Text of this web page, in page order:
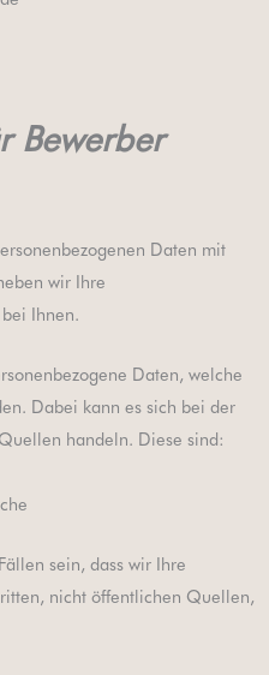
Bewerber
Daten mit
wir Ihre
Ihnen.
Daten, welche
Dabei kann es sich bei der
handeln. Diese sind:
sein, dass wir Ihre
nicht öffentlichen Quellen,